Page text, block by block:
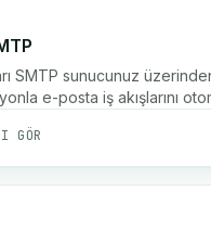
SMTP sunucunuz
e-posta iş akışlarını
GÖR